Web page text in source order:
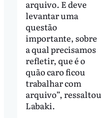
arquivo. E deve
levantar uma
questão
importante, sobre
a qual precisamos
refletir, que é o
quão caro ficou
trabalhar com
arquivo”, ressaltou
Labaki.